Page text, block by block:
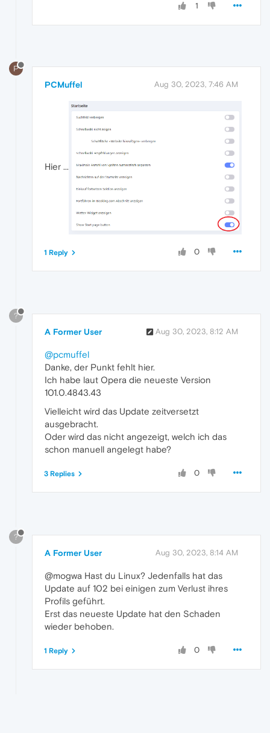
1
P
PCMuffel Aug 30, 2023, 7:46 AM
Hier ...
0
1 Reply
?
A Former User Aug 30, 2023, 8:12 AM
@pcmuffel
Danke, der Punkt fehlt hier.
Ich habe laut Opera die neueste Version
101.0.4843.43
Vielleicht wird das Update zeitversetzt
ausgebracht.
Oder wird das nicht angezeigt, welch ich das
schon manuell angelegt habe?
0
3 Replies
?
A Former User Aug 30, 2023, 8:14 AM
@mogwa Hast du Linux? Jedenfalls hat das
Update auf 102 bei einigen zum Verlust ihres
Profils geführt.
Erst das neueste Update hat den Schaden
wieder behoben.
0
1 Reply